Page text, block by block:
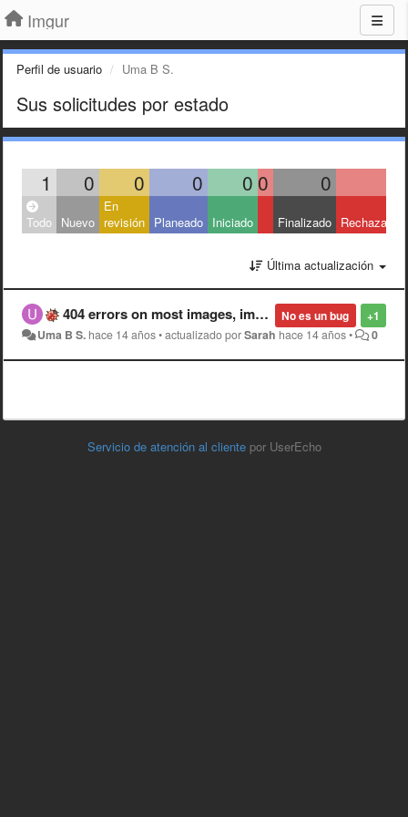
Imgur
Perfil de usuario Uma B S.
Sus solicitudes por estado
1 0 0 0 0 0 0
Todo Nuevo
En
revisión Planeado Iniciado Finalizado Rechazado
Última actualización
+1
No es un bug
404 errors on most images, imgur homepage gone??
Uma B S. hace 14 años•actualizado porSarah hace 14 años• 0
Servicio de atención al cliente por UserEcho